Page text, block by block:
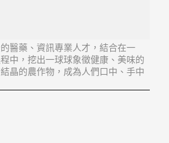
醫藥、資訊專業人才，結合在一
中，挖出一球球象徵健康、美味的
晶的農作物，成為人們口中、手中